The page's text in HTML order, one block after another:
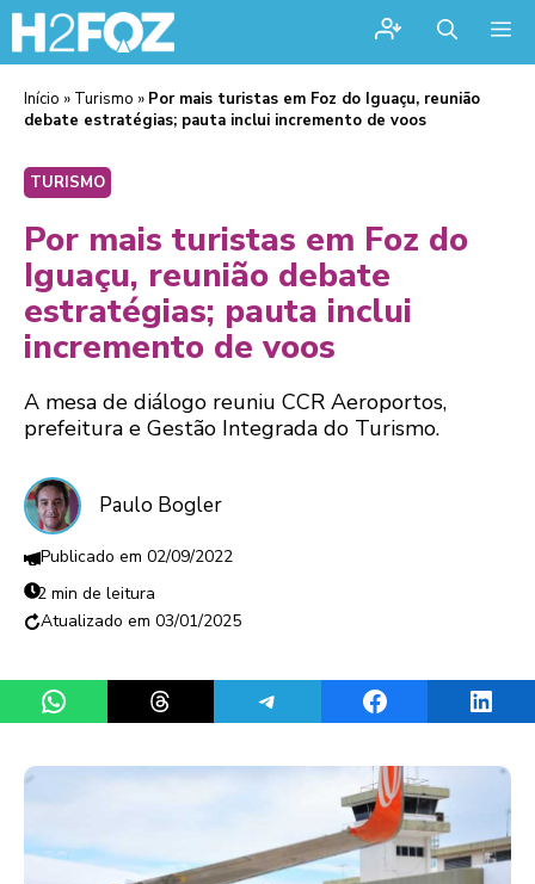
Início » Turismo » Por mais turistas em Foz do Iguaçu, reunião
debate estratégias; pauta inclui incremento de voos
TURISMO
Por mais turistas em Foz do
Iguaçu, reunião debate
estratégias; pauta inclui
incremento de voos
A mesa de diálogo reuniu CCR Aeroportos,
prefeitura e Gestão Integrada do Turismo.
Paulo Bogler
02/09/2022
2 min de leitura
03/01/2025
Share on WhatsAppShare on ThreadsShare on TelegramShare on Facebook